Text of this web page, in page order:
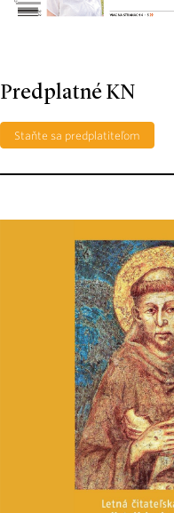
Predplatné KN
Staňte sa predplatiteľom